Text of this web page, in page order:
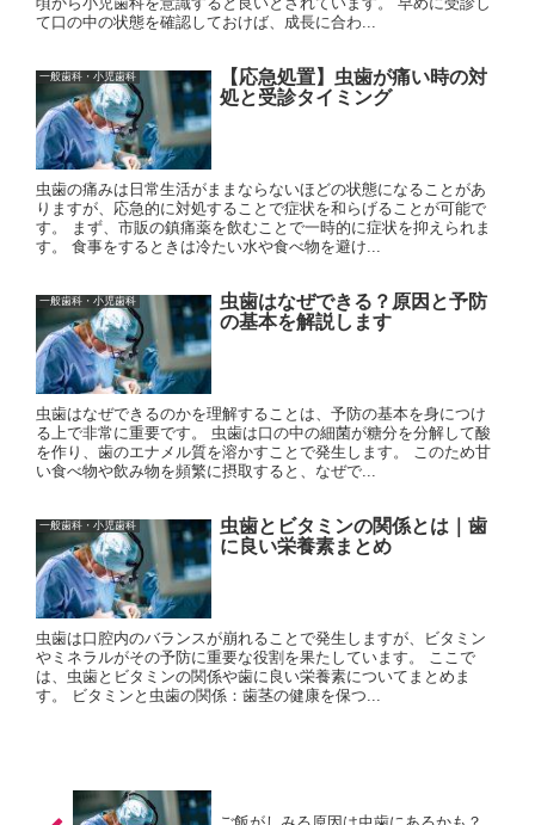
て口の中の状態を確認しておけば、成長に合わ...
一般歯科・小児歯科
【応急処置】虫歯が痛い時の対
処と受診タイミング
虫歯の痛みは日常生活がままならないほどの状態になることがあ
りますが、応急的に対処することで症状を和らげることが可能で
す。 まず、市販の鎮痛薬を飲むことで一時的に症状を抑えられま
す。 食事をするときは冷たい水や食べ物を避け...
一般歯科・小児歯科
虫歯はなぜできる？原因と予防
の基本を解説します
虫歯はなぜできるのかを理解することは、予防の基本を身につけ
る上で非常に重要です。 虫歯は口の中の細菌が糖分を分解して酸
を作り、歯のエナメル質を溶かすことで発生します。 このため甘
い食べ物や飲み物を頻繁に摂取すると、なぜで...
一般歯科・小児歯科
虫歯とビタミンの関係とは｜歯
に良い栄養素まとめ
虫歯は口腔内のバランスが崩れることで発生しますが、ビタミン
やミネラルがその予防に重要な役割を果たしています。 ここで
は、虫歯とビタミンの関係や歯に良い栄養素についてまとめま
す。 ビタミンと虫歯の関係：歯茎の健康を保つ...